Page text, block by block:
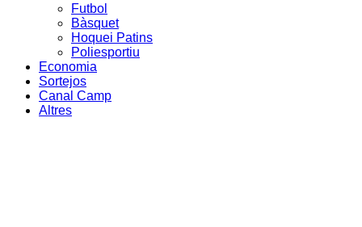
Futbol
Bàsquet
Hoquei Patins
Poliesportiu
Economia
Sortejos
Canal Camp
Altres